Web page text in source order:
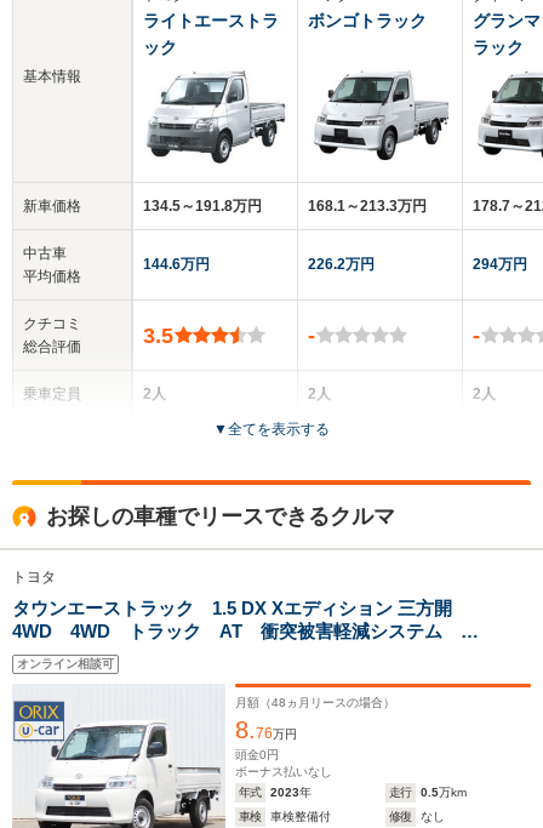
基本情報
新車価格
中古車
平均価格
クチコミ
総合評価
乗車定員
サイズ
ライトエーストラ
ック
134.5～191.8万円
144.6万円
3.5
2人
全高
1.89m
全幅
1.68m
ホイールベース
-m
ボンゴトラック
168.1～213.3万円
226.2万円
-
2人
2ドア
1.92m
全幅
1.68m
グラン
ラック
178.7～
294万円
-
2人
▼全てを表示する
お探しの車種でリースできるクルマ
トヨタ
タウンエーストラック 1.5 DX Xエディション 三方開
4WD 4WD トラック AT 衝突被害軽減システム キ
ーレスエントリー アイドリングストップ ABS
ESC パワーステアリング パワーウィンドウ 運転席
エアバッグ 助手席エアバッグ
オンライン相談可
月額（48 ヵ月リースの場合）
8.76万円
頭金0円
ボーナス払いなし
年式
2023年 走行 0.5万km
車検
車検整備付 修復 なし